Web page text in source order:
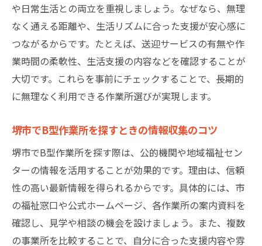
家族も安心できるB型作業所の選び方を解説
自身や家族に合うB型作業所探しのコツ
B型作業所の見学時にチェックしたい項目
堺市で利用者に合ったB型作業所を選ぶ方法
口コミやレビューを活用した作業所比較の
生活リズムや体力に合わせたB型作業所選び
支援内容や雰囲気から感じる作業所の違い
家族が納得できるB型作業所探しの進め方
B型作業所で実現する社会参加と自立支援
B型作業所が社会参加を後押しする理由とは
就労継続支援B型で培われる自信やスキル
や日常生活との両立を重視しましょう。なぜなら、無理
なく通える距離や、生活リズムに合った支援が安心感に
つながるからです。たとえば、送迎サービスの有無や作
業時間の柔軟性、生活支援の内容などを確認することが
大切です。これらを事前にチェックすることで、長期的
に無理なく利用できる作業所選びが実現します。
堺市でB型作業所を探すときの情報収集のコツ
堺市でB型作業所を探す際は、公的機関や地域福祉セン
ターの情報を活用することが効果的です。理由は、信頼
性の高い最新情報を得られるからです。具体的には、市
の福祉窓口や公式ホームページ、各作業所の案内資料を
確認し、見学や相談の機会を設けましょう。また、複数
の事業所を比較することで、自分に合った支援内容や雰